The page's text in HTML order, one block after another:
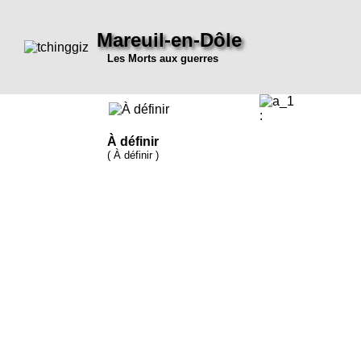
Mareuil-en-Dôle
Les Morts aux guerres
À définir
( À définir )
: